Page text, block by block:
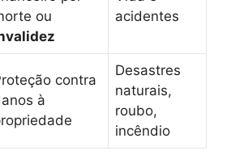
ou
acidentes
contra
à
Desastres
naturais,
roubo,
incêndio